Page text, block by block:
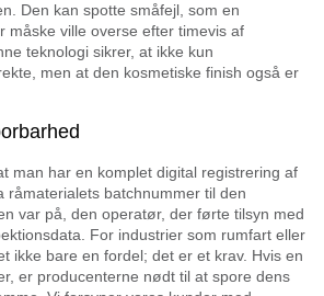
Den kan spotte småfejl, som en
måske ville overse efter timevis af
teknologi sikrer, at ikke kun
men at den kosmetiske finish også er
man har en komplet digital registrering af
råmaterialets batchnummer til den
var på, den operatør, der førte tilsyn med
For industrier som rumfart eller
ikke bare en fordel; det er et krav. Hvis en
er producenterne nødt til at spore dens